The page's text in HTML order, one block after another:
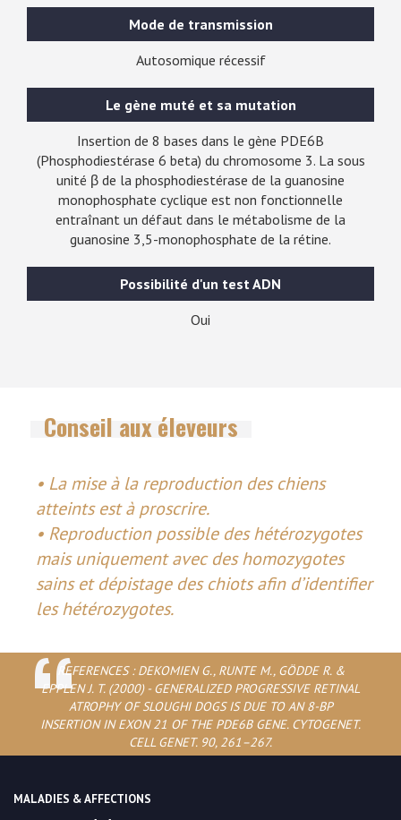
Mode de transmission
Autosomique récessif
Le gène muté et sa mutation
Insertion de 8 bases dans le gène PDE6B
(Phosphodiestérase 6 beta) du chromosome 3. La sous
unité β de la phosphodiestérase de la guanosine
monophosphate cyclique est non fonctionnelle
entraînant un défaut dans le métabolisme de la
guanosine 3,5-monophosphate de la rétine.
Possibilité d'un test ADN
Oui
Conseil aux éleveurs
• La mise à la reproduction des chiens
atteints est à proscrire.
• Reproduction possible des hétérozygotes
mais uniquement avec des homozygotes
sains et dépistage des chiots afin d’identifier
les hétérozygotes.
REFERENCES : DEKOMIEN G., RUNTE M., GÖDDE R. &
EPPLEN J. T. (2000) - GENERALIZED PROGRESSIVE RETINAL
ATROPHY OF SLOUGHI DOGS IS DUE TO AN 8-BP
INSERTION IN EXON 21 OF THE PDE6B GENE. CYTOGENET.
CELL GENET. 90, 261–267.
MALADIES & AFFECTIONS